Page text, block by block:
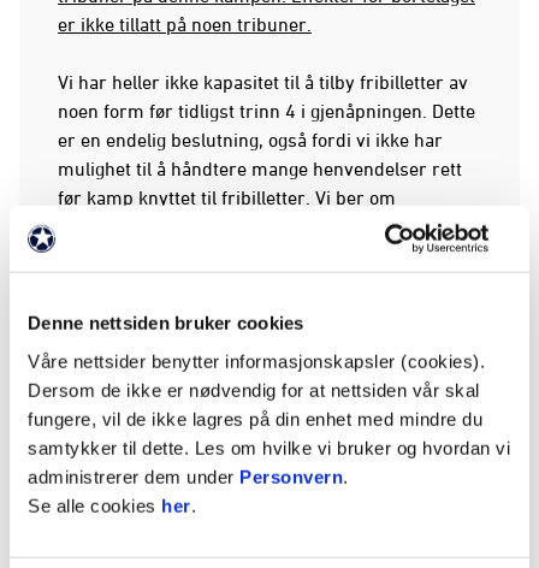
Denne nettsiden bruker cookies
Våre nettsider benytter informasjonskapsler (cookies).
Dersom de ikke er nødvendig for at nettsiden vår skal
fungere, vil de ikke lagres på din enhet med mindre du
samtykker til dette. Les om hvilke vi bruker og hvordan vi
administrerer dem under Personvern.
Se alle cookies her.
er ikke tillatt på noen tribuner.
Vi har heller ikke kapasitet til å tilby fribilletter av
noen form før tidligst trinn 4 i gjenåpningen. Dette
er en endelig beslutning, også fordi vi ikke har
mulighet til å håndtere mange henvendelser rett
før kamp knyttet til fribilletter. Vi ber om
Sjappas åpningstider
Fredag 1000-1600
Lørdag 1000-1400
Søndag 1200-1530
(Mandag 1200-1600 - salgsstart EUROPA
Vålerenga - Gent)